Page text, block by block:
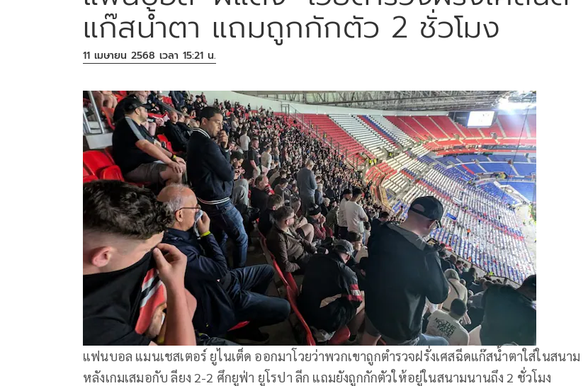
แก๊สน้ำตา แถมถูกกักตัว 2 ชั่วโมง
11 เมษายน 2568 เวลา 15:21 น.
แฟนบอล แมนเชสเตอร์ ยูไนเต็ด ออกมาโวยว่าพวกเขาถูกตำรวจฝรั่งเศสฉีดแก๊สน้ำตาใส่ในสนาม
หลังเกมเสมอกับ ลียง 2-2 ศึกยูฟ่า ยูโรปา ลีก แถมยังถูกกักตัวให้อยู่ในสนามนานถึง 2 ชั่วโมง